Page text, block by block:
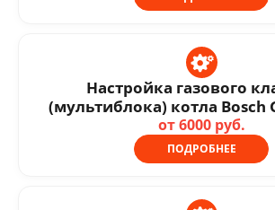
Настройка газового
(мультиблока) котла Bosch
от 6000 руб.
ПОДРОБНЕЕ